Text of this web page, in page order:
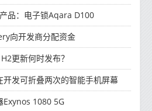
品：电子锁Aqara D100
向开发商分配资金
更新何时发布？
开发可折叠两次的智能手机屏幕
Exynos 1080 5G